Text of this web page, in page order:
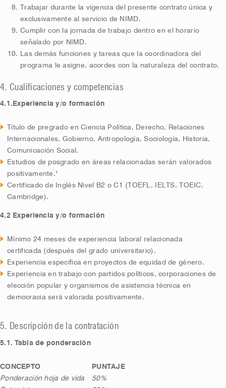
Trabajar durante la vigencia del presente contrato única y
exclusivamente al servicio de NIMD.
Cumplir con la jornada de trabajo dentro en el horario
señalado por NIMD.
Las demás funciones y tareas que la coordinadora del
programa le asigne, acordes con la naturaleza del contrato.
4. Cualificaciones y competencias
4.1.Experiencia y/o formación
Título de pregrado en Ciencia Política, Derecho, Relaciones
Internacionales, Gobierno, Antropología, Sociología, Historia,
Comunicación Social.
Estudios de posgrado en áreas relacionadas serán valorados
positivamente.¹
Certificado de Inglés Nivel B2 o C1 (TOEFL, IELTS, TOEIC,
Cambridge).
4.2 Experiencia y/o formación
Mínimo 24 meses de experiencia laboral relacionada
certificada (después del grado universitario).
Experiencia específica en proyectos de equidad de género.
Experiencia en trabajo con partidos políticos, corporaciones de
elección popular y organismos de asistencia técnica en
democracia será valorada positivamente.
5. Descripción de la contratación
5.1. Tabla de ponderación
CONCEPTO
PUNTAJE
Ponderación hoja de vida
50%